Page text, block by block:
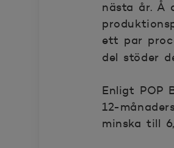
nästa år. Å
ett par
del stöder
Enligt POP
12-
minska till